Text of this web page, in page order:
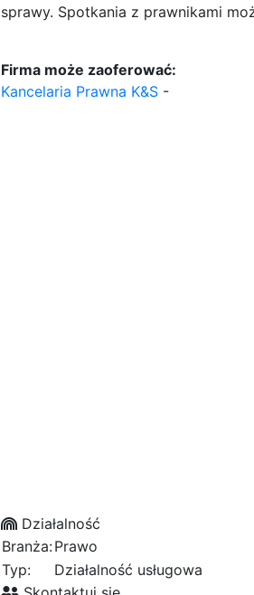
sprawy. Spotkania z prawnikami
Firma może zaoferować:
Kancelaria Prawna K&S -
Działalność
Branża:Prawo
Typ:
Działalność usługowa